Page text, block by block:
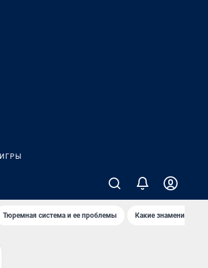
ИГРЫ
Тюремная система и ее проблемы Какие знаменитости